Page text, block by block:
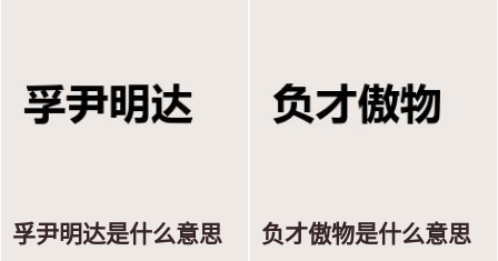
孚尹明达是什么意思 负才傲物是什么意思